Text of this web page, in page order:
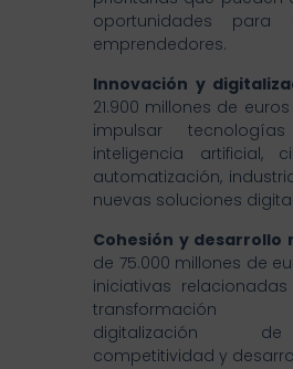
oportunidades para
emprendedores.
Innovación y
21.900 millones de
impulsar
inteligencia artificial,
automatización,
nuevas soluciones
Cohesión y desarrollo
de 75.000 millones de
iniciativas
transformación
digitalización
competitividad y